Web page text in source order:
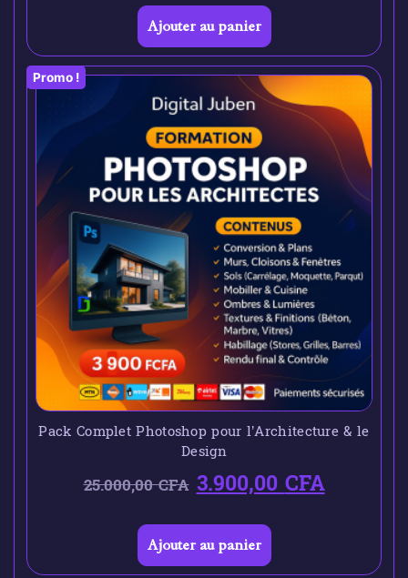
Ajouter au panier
Promo !
Pack Complet Photoshop pour l’Architecture & le
Design
25.000,00CFA 3.900,00CFA
Ajouter au panier